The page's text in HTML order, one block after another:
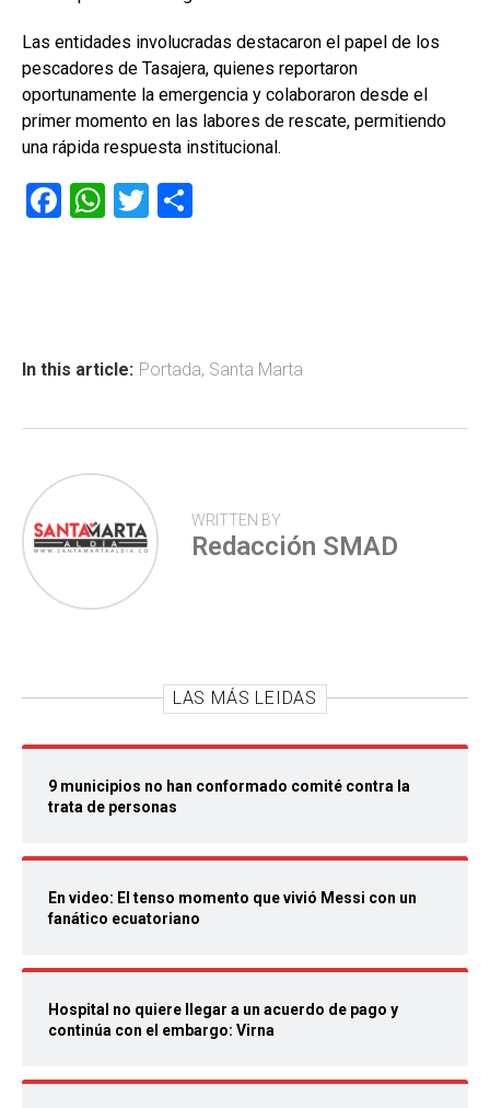
Las entidades involucradas destacaron el papel de los
pescadores de Tasajera, quienes reportaron
oportunamente la emergencia y colaboraron desde el
primer momento en las labores de rescate, permitiendo
una rápida respuesta institucional.
F
ok
W
p
T
tir
In this article: Portada, Santa Marta
WRITTEN BY
Redacción SMAD
LAS MÁS LEIDAS
9 municipios no han conformado comité contra la
trata de personas
En video: El tenso momento que vivió Messi con un
fanático ecuatoriano
Hospital no quiere llegar a un acuerdo de pago y
continúa con el embargo: Virna